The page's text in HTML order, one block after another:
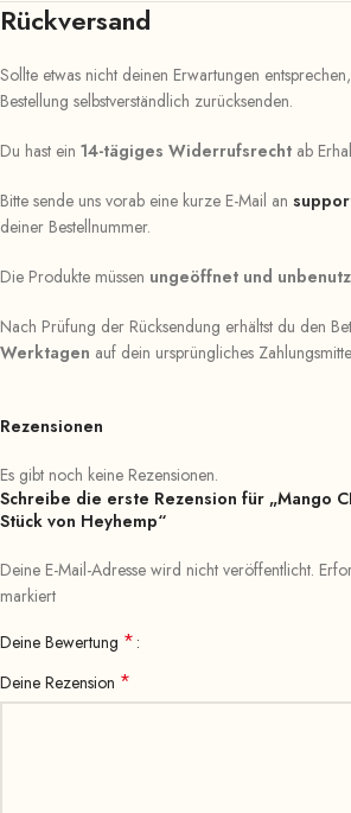
Rückversand
Sollte etwas nicht deinen Erwartungen
Bestellung selbstverständlich zurücksenden.
Du hast ein 14-tägiges Widerrufsrecht ab
Bitte sende uns vorab eine kurze E-Mail an
deiner Bestellnummer.
Die Produkte müssen ungeöffnet und
Nach Prüfung der Rücksendung erhältst du den
Werktagen auf dein ursprüngliches
Rezensionen
Es gibt noch keine Rezensionen.
Schreibe die erste Rezension für „Mango
Stück von Heyhemp“
Deine E-Mail-Adresse wird nicht veröffentlicht.
markiert
Deine Bewertung *
Deine Rezension *